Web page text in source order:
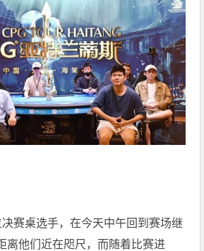
赛桌选手，在今天中午回到赛场继
离他们近在咫尺，而随着比赛进